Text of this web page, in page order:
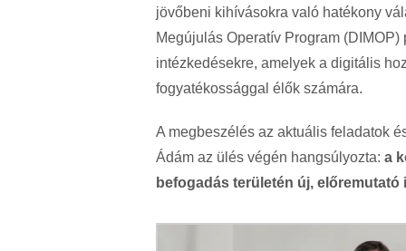
jövőbeni kihívásokra való hatékony
Megújulás Operatív Program
intézkedésekre, amelyek a digitális
fogyatékossággal élők számára.
A megbeszélés az aktuális feladatok
Ádám az ülés végén hangsúlyozta: a
befogadás területén új,